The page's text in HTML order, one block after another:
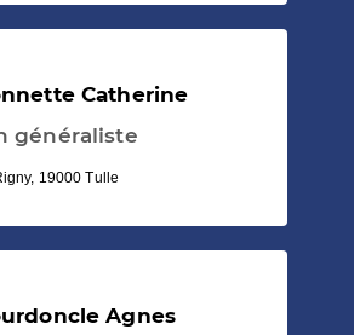
Catherine
généraliste
19000 Tulle
Agnes